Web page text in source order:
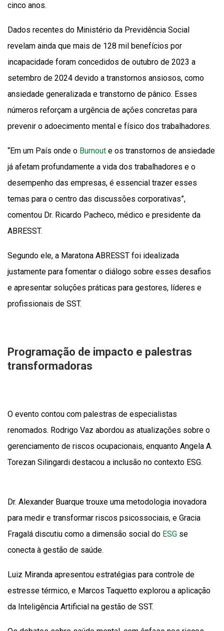
cinco anos.
Dados recentes do Ministério da Previdência Social
revelam ainda que mais de 128 mil benefícios por
incapacidade foram concedidos de outubro de 2023 a
setembro de 2024 devido a transtornos ansiosos, como
ansiedade generalizada e transtorno de pânico. Esses
números reforçam a urgência de ações concretas para
prevenir o adoecimento mental e físico dos trabalhadores.
“Em um País onde o Burnout e os transtornos de ansiedade
já afetam profundamente a vida dos trabalhadores e o
desempenho das empresas, é essencial trazer esses
temas para o centro das discussões corporativas”,
comentou Dr. Ricardo Pacheco, médico e presidente da
ABRESST.
Segundo ele, a Maratona ABRESST foi idealizada
justamente para fomentar o diálogo sobre esses desafios
e apresentar soluções práticas para gestores, líderes e
profissionais de SST.
Programação de impacto e palestras
transformadoras
O evento contou com palestras de especialistas
renomados. Rodrigo Vaz abordou as atualizações sobre o
gerenciamento de riscos ocupacionais, enquanto Angela A.
Torezan Silingardi destacou a inclusão no contexto ESG.
Dr. Alexander Buarque trouxe uma metodologia inovadora
para medir e transformar riscos psicossociais, e Gracia
Fragalá discutiu como a dimensão social do ESG se
conecta à gestão de saúde.
Luiz Miranda apresentou estratégias para controle de
estresse térmico, e Marcos Taquetto explorou a aplicação
da Inteligência Artificial na gestão de SST.